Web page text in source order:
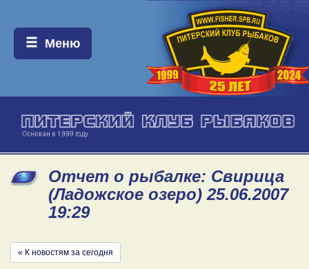
Меню:
Меню
Отчет о рыбалке: Свирица
(Ладожское озеро) 25.06.2007
19:29
« К новостям за сегодня